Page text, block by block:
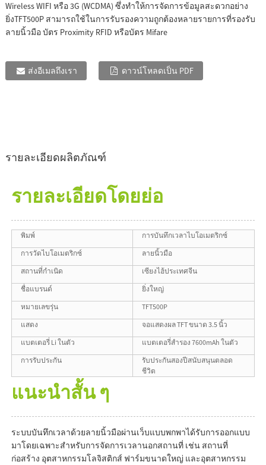
Wireless WIFI หรือ 3G (WCDMA) ซึ่งทำให้การจัดการข้อมูลสะดวกอย่าง
ยิ่งTFT500P สามารถใช้ในการรับรองความถูกต้องหลายรายการที่รองรับ
ลายนิ้วมือ บัตร Proximity RFID หรือบัตร Mifare
ส่งอีเมลถึงเรา ดาวน์โหลดเป็น PDF
รายละเอียดผลิตภัณฑ์
รายละเอียดโดยย่อ
พิมพ์
การบันทึกเวลาไบโอเมตริกซ์
การวัดไบโอเมตริกซ์
ลายนิ้วมือ
สถานที่กำเนิด
เซียงไฮ้ประเทศจีน
ชื่อแบรนด์
ยิ่งใหญ่
หมายเลขรุ่น
TFT500P
แสดง
จอแสดงผล TFT ขนาด 3.5 นิ้ว
แบตเตอรี่ Li ในตัว
แบตเตอรี่สำรอง 7600mAh ในตัว
การรับประกัน
รับประกันสองปีสนับสนุนตลอด
ชีวิต
แนะนำสั้น ๆ
ระบบบันทึกเวลาด้วยลายนิ้วมือผ่านเว็บแบบพกพาได้รับการออกแบบ
มาโดยเฉพาะสำหรับการจัดการเวลานอกสถานที่ เช่น สถานที่
ก่อสร้าง อุตสาหกรรมโลจิสติกส์ ฟาร์มขนาดใหญ่ และอุตสาหกรรม